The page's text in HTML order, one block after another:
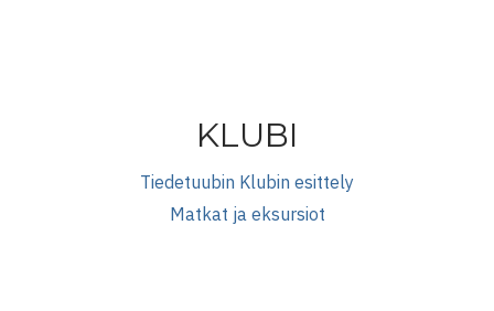
KLUBI
Tiedetuubin Klubin esittely
Matkat ja eksursiot